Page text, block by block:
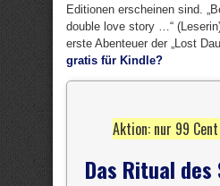
Editionen erscheinen sind.
double love story …“
erste Abenteuer der „Lost
gratis für Kindle?
Aktion: nur 99
Das Ritual des